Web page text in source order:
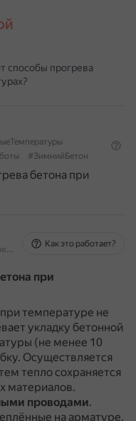
способы прогрева
#ЗимнийБетон
бетона при
На основе источников, возможны неточности
Как это работает?
при
температуре не
укладку бетонной
(не менее 10
Осуществляется
тепло сохраняется
материалов.
проводами.
на арматуре,